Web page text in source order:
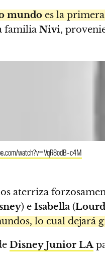
mundo es la
familia Nivi,
watch?v=VqR8odB-c4M
aterriza
) e Isabella (
lo cual dejará
Disney Junior LA